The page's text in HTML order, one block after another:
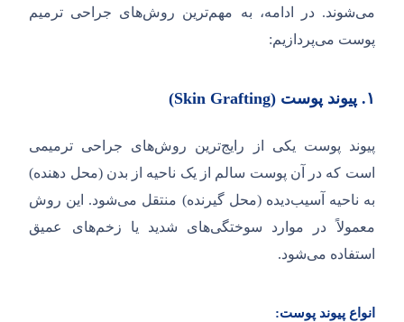
می‌شوند. در ادامه، به مهم‌ترین روش‌های جراحی ترمیم
پوست می‌پردازیم:
۱. پیوند پوست (Skin Grafting
)
پیوند پوست یکی از رایج‌ترین روش‌های جراحی ترمیمی
است که در آن پوست سالم از یک ناحیه از بدن (محل دهنده)
به ناحیه آسیب‌دیده (محل گیرنده) منتقل می‌شود. این روش
معمولاً در موارد سوختگی‌های شدید یا زخم‌های عمیق
استفاده می‌شود.
انواع پیوند پوست: